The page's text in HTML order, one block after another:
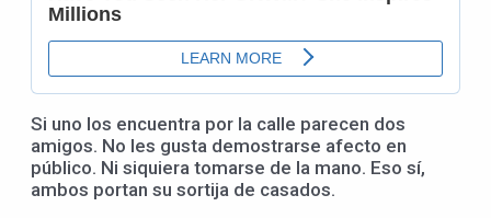
Si uno los encuentra por la calle parecen dos
amigos. No les gusta demostrarse afecto en
público. Ni siquiera tomarse de la mano. Eso sí,
ambos portan su sortija de casados.